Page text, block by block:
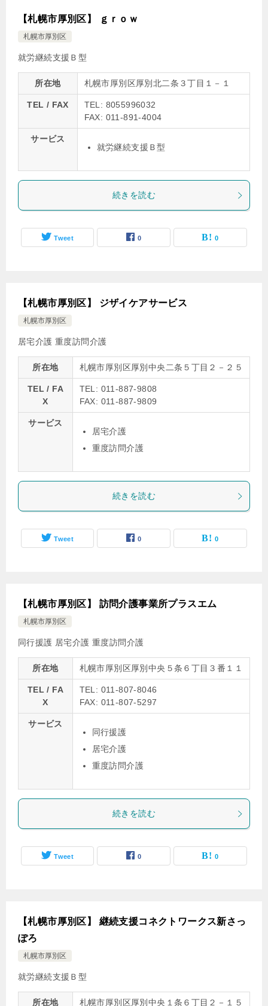
【札幌市厚別区】 ｇｒｏｗ
札幌市厚別区
就労継続支援Ｂ型
所在地 札幌市厚別区厚別北二条３丁目１－１
TEL / FAX
TEL: 8055996032
FAX: 011-891-4004
サービス
就労継続支援Ｂ型
続きを読む
Tweet 0 0
【札幌市厚別区】 ジザイケアサービス
札幌市厚別区
居宅介護 重度訪問介護
所在地 札幌市厚別区厚別中央二条５丁目２－２５
TEL / FA
X
TEL: 011-887-9808
FAX: 011-887-9809
サービス
居宅介護
重度訪問介護
続きを読む
Tweet 0 0
【札幌市厚別区】 訪問介護事業所プラスエム
札幌市厚別区
同行援護 居宅介護 重度訪問介護
所在地 札幌市厚別区厚別中央５条６丁目３番１１
TEL / FA
X
TEL: 011-807-8046
FAX: 011-807-5297
サービス
同行援護
居宅介護
重度訪問介護
続きを読む
Tweet 0 0
【札幌市厚別区】 継続支援コネクトワークス新さっ
ぽろ
札幌市厚別区
就労継続支援Ｂ型
所在地 札幌市厚別区厚別中央１条６丁目２－１５